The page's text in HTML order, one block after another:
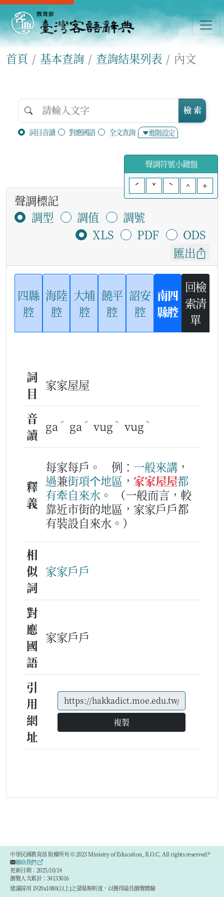
首頁 基本查詢 查詢結果列表 內文
詞目音讀 對應國語 全文查詢 進階設定
檢 索
聲調符號小鍵盤
ˊ
ˇ ˋ ^ +
聲調標記
調型
調值
調號
XLS
PDF
ODS
匯出
四縣
腔
海陸
腔
大埔
腔
饒平
腔
詔安
腔
南四
縣腔
回檢
索清
單
詞
目
家家屋屋
音
讀
ga ˊ ga ˊ vug ˋ vug ˋ
釋
義
每家每戶。 例： 一般來講 ，
過兼街項个地區 ， 家家屋屋都
有牽自來水 。
（一般而言，較
靠近市街的地區，家家戶戶都
有裝設自來水。）
相
似
詞
家家戶戶
對
應
國
語
家家戶戶
引
用
網
址
複製
中華民國教育部 版權所有 © 2023 Ministry of Education, R.O.C. All rights reserved.®
聯絡我們
更新日期：2025/10/14
瀏覽人次累計：34133016
建議採用 1920x1080(以上)之螢幕解析度，以獲得最佳瀏覽體驗